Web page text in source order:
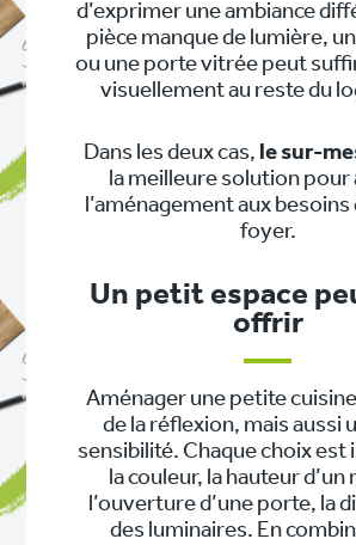
d’exprimer une ambiance
pièce manque de lumière,
ou une porte vitrée peut
visuellement au reste du
Dans les deux cas, le sur-
la meilleure solution pour
l’aménagement aux besoins
foyer.
Un petit espace
offrir
Aménager une petite
de la réflexion, mais aussi
sensibilité. Chaque choix est
la couleur, la hauteur d’un
l’ouverture d’une porte, la
des luminaires. En